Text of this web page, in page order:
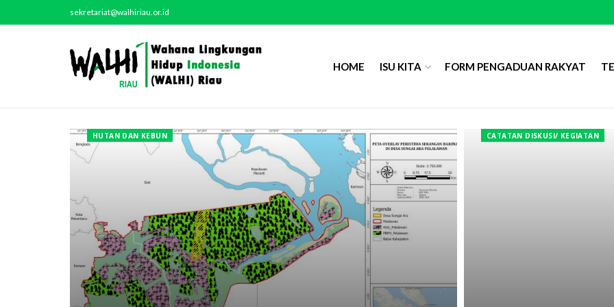
sekretariat@walhiriau.or.id
HOME ISU KITA FORM PENGADUAN RAKYAT
HUTAN DAN KEBUN CATATAN DISKUSI/ KEGIATAN